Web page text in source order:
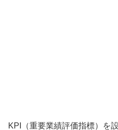
KPI（重要業績評価指標）を